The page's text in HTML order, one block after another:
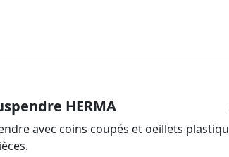
HERMA
avec coins coupés et oeillets